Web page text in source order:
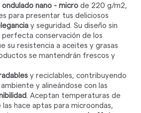
nano - micro de 220 g/m2,
para presentar tus deliciosos
y seguridad. Su diseño sin
conservación de los
su resistencia a aceites y grasas
se mantendrán frescos y
y reciclables, contribuyendo
y alineándose con las
. Aceptan temperaturas de
las hace aptas para microondas,